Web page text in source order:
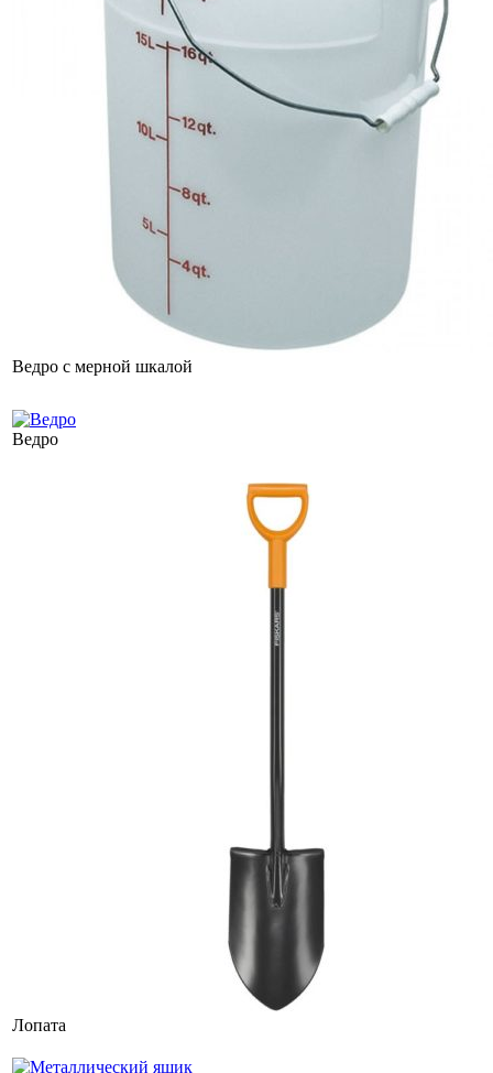
Ведро с мерной шкалой
Ведро
Лопата